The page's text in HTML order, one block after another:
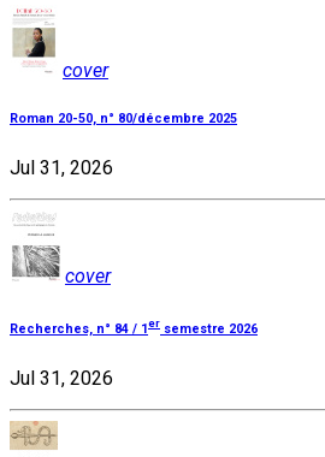
cover
Roman 20-50, n° 80/décembre 2025
Jul 31, 2026
cover
Recherches, n° 84 / 1er semestre 2026
Jul 31, 2026